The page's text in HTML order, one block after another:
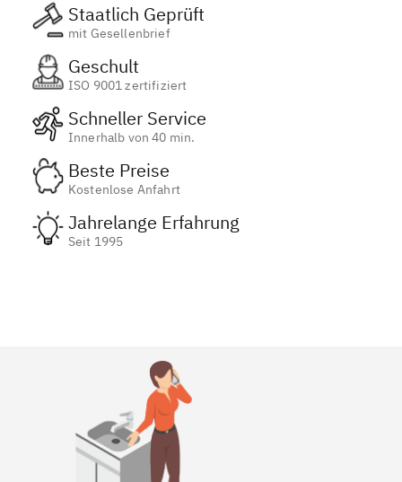
Staatlich Geprüft
mit Gesellenbrief
Geschult
ISO 9001 zertifiziert
Schneller Service
Innerhalb von 40 min.
Beste Preise
Kostenlose Anfahrt
Jahrelange Erfahrung
Seit 1995